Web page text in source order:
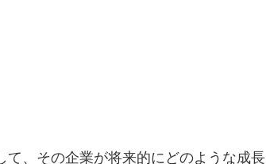
、その企業が将来的にどのような成長